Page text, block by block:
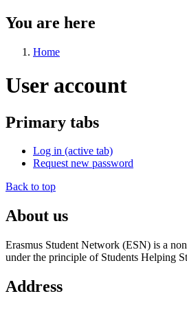
You are here
Home
User account
Primary tabs
Log in (active tab)
Request new password
Back to top
About us
Erasmus Student Network (ESN) is a
under the principle of Students Helping
Address